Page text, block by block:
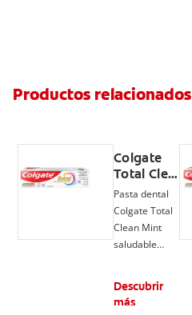
Productos relacionados
Colgate
Total Clean
Mint, Pasta
Dental,
Prevención
Activa
Pasta dental
Colgate Total
Clean Mint
saludable
completo por
Descubrir
más